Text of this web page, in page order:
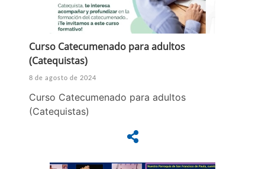
Curso Catecumenado para adultos
(Catequistas)
8 de agosto de 2024
Curso Catecumenado para adultos
(Catequistas)